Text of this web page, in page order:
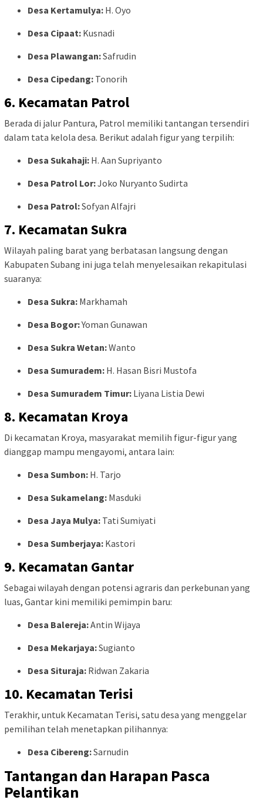
Desa Kertamulya: H. Oyo
Desa Cipaat: Kusnadi
Desa Plawangan:Safrudin
Desa Cipedang: Tonorih
6. Kecamatan Patrol
Berada di jalur Pantura, Patrol memiliki tantangan tersendiri
dalam tata kelola desa. Berikut adalah figur yang terpilih:
Desa Sukahaji: H. Aan Supriyanto
Desa Patrol Lor:Joko Nuryanto Sudirta
Desa Patrol:Sofyan Alfajri
7. Kecamatan Sukra
Wilayah paling barat yang berbatasan langsung dengan
Kabupaten Subang ini juga telah menyelesaikan rekapitulasi
suaranya:
Desa Sukra: Markhamah
Desa Bogor:Yoman Gunawan
Desa Sukra Wetan:Wanto
Desa Sumuradem: H. Hasan Bisri Mustofa
Desa Sumuradem Timur: Liyana Listia Dewi
8. Kecamatan Kroya
Di kecamatan Kroya, masyarakat memilih figur-figur yang
dianggap mampu mengayomi, antara lain:
Desa Sumbon: H. Tarjo
Desa Sukamelang: Masduki
Desa Jaya Mulya: Tati Sumiyati
Desa Sumberjaya: Kastori
9. Kecamatan Gantar
Sebagai wilayah dengan potensi agraris dan perkebunan yang
luas, Gantar kini memiliki pemimpin baru:
Desa Balereja:Antin Wijaya
Desa Mekarjaya:Sugianto
Desa Situraja: Ridwan Zakaria
10. Kecamatan Terisi
Terakhir, untuk Kecamatan Terisi, satu desa yang menggelar
pemilihan telah menetapkan pilihannya:
Desa Cibereng:Sarnudin
Tantangan dan Harapan Pasca
Pelantikan